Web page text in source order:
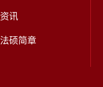
资讯
法硕简章